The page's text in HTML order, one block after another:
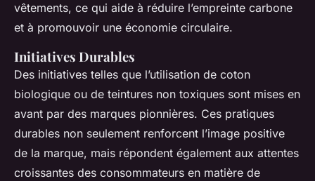
vêtements, ce qui aide à réduire l’empreinte carbone
et à promouvoir une économie circulaire.
Initiatives Durables
Des initiatives telles que l’utilisation de coton
biologique ou de teintures non toxiques sont mises en
avant par des marques pionnières. Ces pratiques
durables non seulement renforcent l’image positive
de la marque, mais répondent également aux attentes
croissantes des consommateurs en matière de